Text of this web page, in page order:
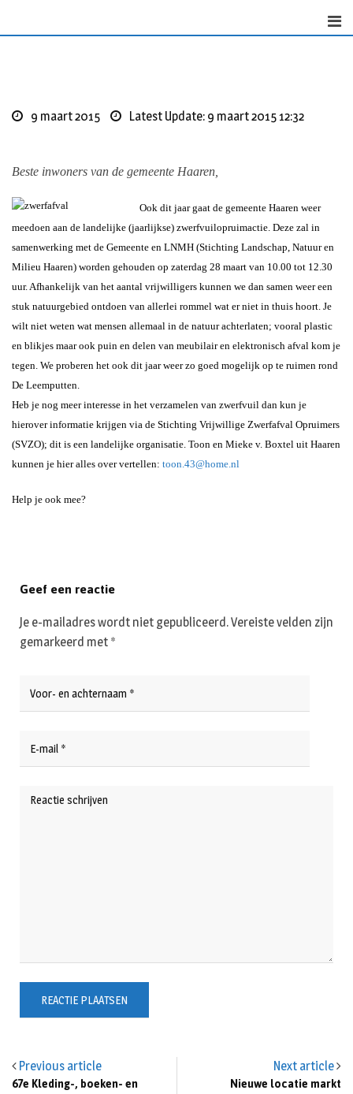
9 maart 2015 Latest Update: 9 maart 2015 12:32
Beste inwoners van de gemeente Haaren,
Ook dit jaar gaat de gemeente Haaren weer
meedoen aan de landelijke (jaarlijkse) zwerfvuilopruimactie. Deze zal in
samenwerking met de Gemeente en LNMH (Stichting Landschap, Natuur en
Milieu Haaren) worden gehouden op zaterdag 28 maart van 10.00 tot 12.30
uur. Afhankelijk van het aantal vrijwilligers kunnen we dan samen weer een
stuk natuurgebied ontdoen van allerlei rommel wat er niet in thuis hoort. Je
wilt niet weten wat mensen allemaal in de natuur achterlaten; vooral plastic
en blikjes maar ook puin en delen van meubilair en elektronisch afval kom je
tegen. We proberen het ook dit jaar weer zo goed mogelijk op te ruimen rond
De Leemputten.
Heb je nog meer interesse in het verzamelen van zwerfvuil dan kun je
hierover informatie krijgen via de Stichting Vrijwillige Zwerfafval Opruimers
(SVZO); dit is een landelijke organisatie. Toon en Mieke v. Boxtel uit Haaren
kunnen je hier alles over vertellen: toon.43@home.nl
Help je ook mee?
Previous article
67e Kleding-, boeken- en
Next article
Nieuwe locatie markt
Geef een reactie
Je e-mailadres wordt niet gepubliceerd.Vereiste velden zijn
gemarkeerd met *